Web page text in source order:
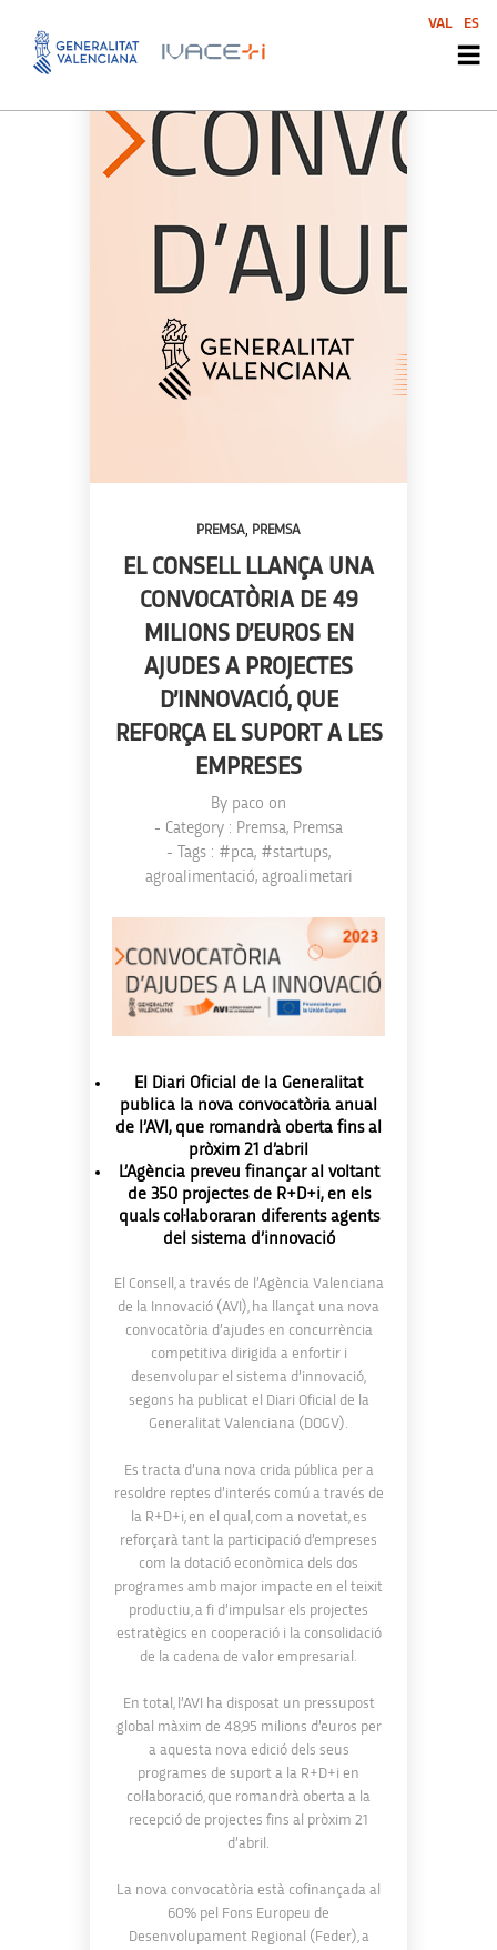
PREMSA PREMSA
EL CONSELL LLANÇA UNA
CONVOCATÒRIA DE 49
MILIONS D’EUROS EN
AJUDES A PROJECTES
D’INNOVACIÓ, QUE
REFORÇA EL SUPORT A LES
EMPRESES
By paco on
- Category : Premsa, Premsa
- Tags : #pca, #startups,
agroalimentació, agroalimetari
El Diari Oficial de la Generalitat
publica la nova convocatòria anual
de l’AVI, que romandrà oberta fins al
pròxim 21 d’abril
L’Agència preveu finançar al voltant
de 350 projectes de R+D+i, en els
quals col·laboraran diferents agents
del sistema d’innovació
El Consell, a través de l’Agència Valenciana
de la Innovació (AVI), ha llançat una nova
convocatòria d’ajudes en concurrència
competitiva dirigida a enfortir i
desenvolupar el sistema d’innovació,
segons ha publicat el Diari Oficial de la
Generalitat Valenciana (DOGV).
Es tracta d’una nova crida pública per a
resoldre reptes d’interés comú a través de
la R+D+i, en el qual, com a novetat, es
reforçarà tant la participació d’empreses
com la dotació econòmica dels dos
programes amb major impacte en el teixit
productiu, a fi d’impulsar els projectes
estratègics en cooperació i la consolidació
de la cadena de valor empresarial.
En total, l’AVI ha disposat un pressupost
global màxim de 48,95 milions d’euros per
a aquesta nova edició dels seus
programes de suport a la R+D+i en
col·laboració, que romandrà oberta a la
recepció de projectes fins al pròxim 21
d’abril.
La nova convocatòria està cofinançada al
60% pel Fons Europeu de
Desenvolupament Regional (Feder), a
VAL ES